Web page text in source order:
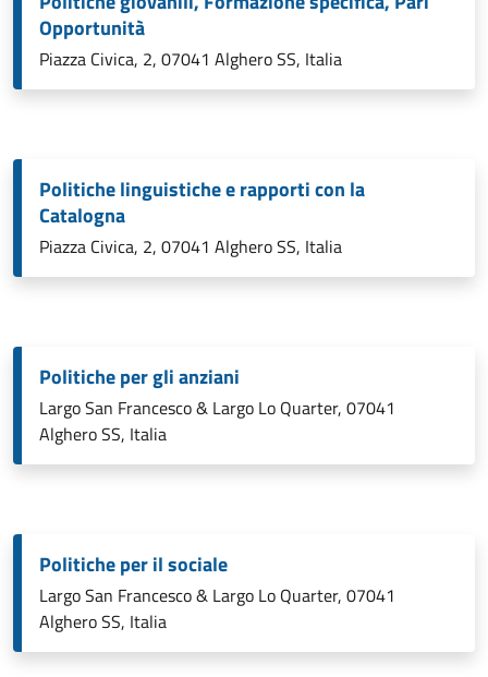
Opportunità
Piazza Civica, 2, 07041 Alghero SS, Italia
Politiche linguistiche e rapporti con la
Catalogna
Piazza Civica, 2, 07041 Alghero SS, Italia
Politiche per gli anziani
Largo San Francesco & Largo Lo Quarter, 07041
Alghero SS, Italia
Politiche per il sociale
Largo San Francesco & Largo Lo Quarter, 07041
Alghero SS, Italia